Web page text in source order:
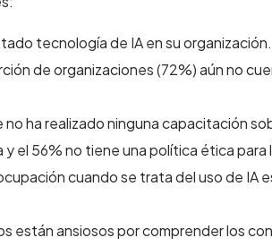
tecnología de IA en su organización.
de organizaciones (72%) aún no
no ha realizado ninguna capacitación
y el 56% no tiene una política ética para
cuando se trata del uso de IA
están ansiosos por comprender los